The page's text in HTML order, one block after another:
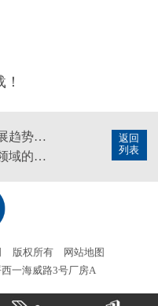
返回
列表
led太阳能路灯价格的发展趋势也一直在更改
太阳能led路灯定制化指领域的一大特点
版权所有
网站地图
一海威路3号厂房A